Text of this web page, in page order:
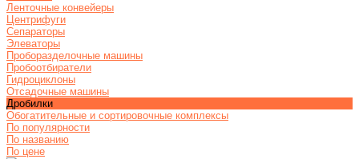
Ленточные конвейеры
Центрифуги
Сепараторы
Элеваторы
Проборазделочные машины
Пробоотбиратели
Гидроциклоны
Отсадочные машины
Дробилки
Обогатительные и сортировочные комплексы
По популярности
По названию
По цене